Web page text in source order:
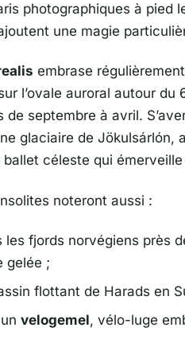
photographiques à pied
une magie
embrase
l’ovale auroral autour du
septembre à avril.
glaciaire de Jökulsárlón,
ballet céleste qui
noteront aussi :
les fjords norvégiens près
gelée ;
flottant de Harads en
velogemel, vélo-luge